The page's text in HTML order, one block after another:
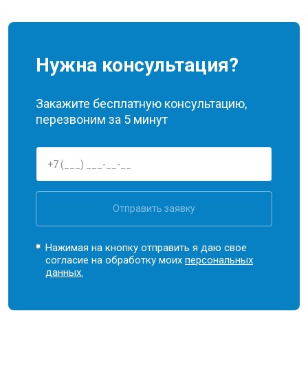
Нужна консультация?
Закажите бесплатную консультацию,
перезвоним за 5 минут
Отправить заявку
Нажимая на кнопку отправить я даю свое
согласие на обработку моихперсональных
данных.